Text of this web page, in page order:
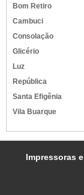
IMPRESSORA
IMPRESSORAS
Bom Retiro
Cambuci
Consolação
Glicério
Luz
República
Santa Efigênia
Vila Buarque
Impressoras